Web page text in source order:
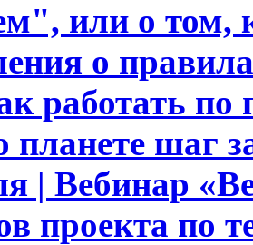
или о том,
о
работать
планете шаг
| Вебинар
проекта по